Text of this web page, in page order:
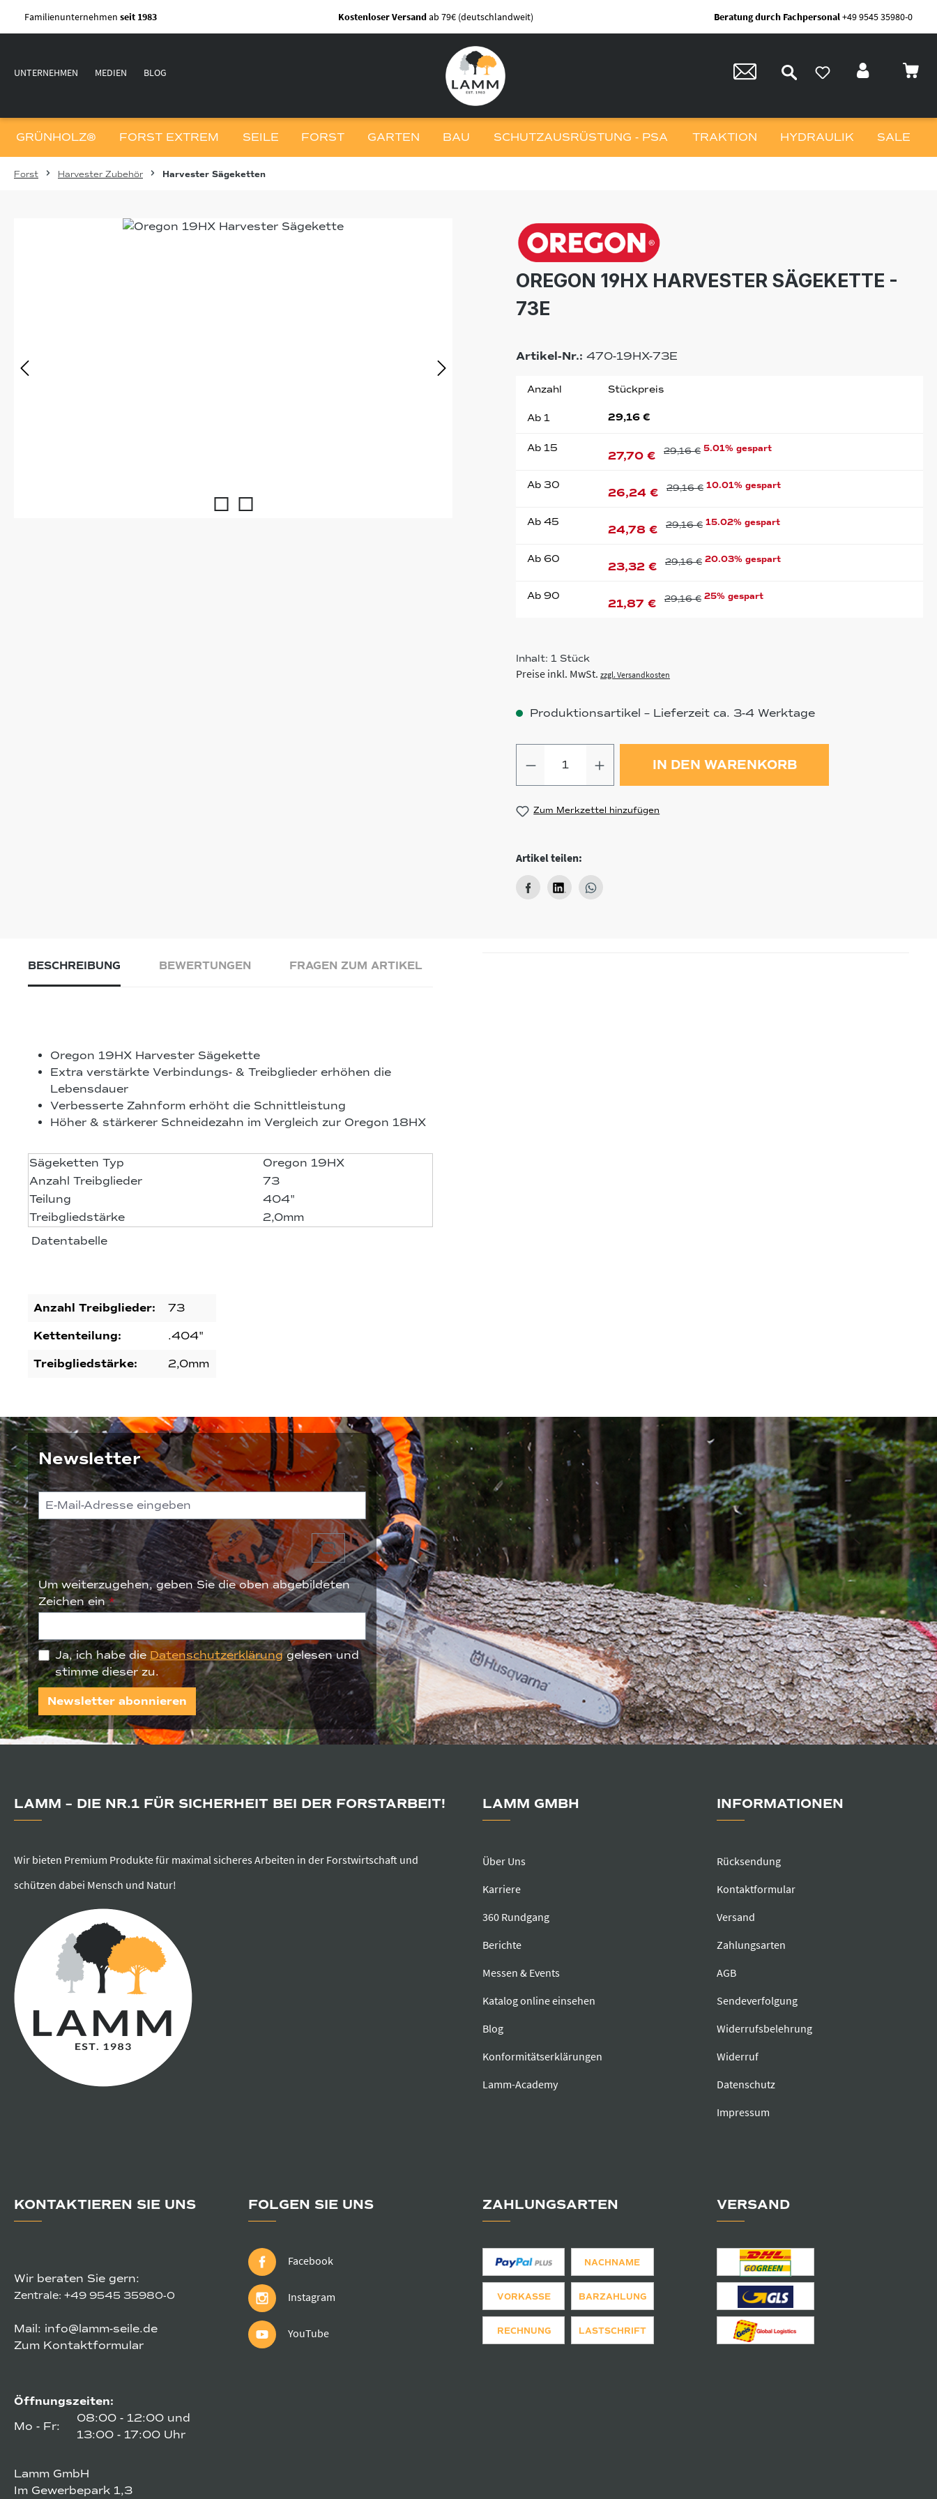
Hauptinhalt springen
Zur Suche springen
Zur Hauptnavigation springen
Familienunternehmen seit 1983 Kostenloser Versandab 79€ (deutschlandweit) Beratung durch Fachpersonal+49 9545 35980-0
UNTERNEHMEN MEDIEN BLOG
GRÜNHOLZ® FORST EXTREM SEILE FORST GARTEN BAU SCHUTZAUSRÜSTUNG - PSA TRAKTION HYDRAULIK SALE
Forst Harvester Zubehör Harvester Sägeketten
Bildergalerie überspringen
OREGON 19HX HARVESTER SÄGEKETTE -
73E
Artikel-Nr.: 470-19HX-73E
Anzahl Stückpreis
Ab 1 29,16 €
Ab 15
27,70 € 29,16 € 5.01% gespart
Ab 30
26,24 € 29,16 € 10.01% gespart
Ab 45
24,78 € 29,16 € 15.02% gespart
Ab 60
23,32 € 29,16 € 20.03% gespart
Ab 90
21,87 € 29,16 € 25% gespart
Inhalt: 1 Stück
Preise inkl. MwSt. zzgl. Versandkosten
Produktionsartikel – Lieferzeit ca. 3-4 Werktage
Produkt Anzahl: Gib den gewünschten Wert
IN DEN WARENKORB
Zum Merkzettel hinzufügen
Artikel teilen:
BESCHREIBUNG BEWERTUNGEN FRAGEN ZUM ARTIKEL
Oregon 19HX Harvester Sägekette
Extra verstärkte Verbindungs- & Treibglieder erhöhen die
Lebensdauer
Verbesserte Zahnform erhöht die Schnittleistung
Höher & stärkerer Schneidezahn im Vergleich zur Oregon 18HX
Datentabelle
Sägeketten Typ
Oregon 19HX
Anzahl Treibglieder
73
Teilung
404"
Treibgliedstärke
2,0mm
Anzahl Treibglieder:
73
Kettenteilung:
.404"
Treibgliedstärke:
2,0mm
Newsletter
Um weiterzugehen, geben Sie die oben abgebildeten
Zeichen ein*
Ja, ich habe dieDatenschutzerklärunggelesen und
stimme dieser zu.
Newsletter abonnieren
LAMM – DIE NR.1 FÜR SICHERHEIT BEI DER FORSTARBEIT!
Wir bieten Premium Produkte für maximal sicheres Arbeiten in der Forstwirtschaft und
schützen dabei Mensch und Natur!
LAMM GMBH
Über Uns
Karriere
360 Rundgang
Berichte
Messen & Events
Katalog online einsehen
Blog
Konformitätserklärungen
Lamm-Academy
INFORMATIONEN
Rücksendung
Kontaktformular
Versand
Zahlungsarten
AGB
Sendeverfolgung
Widerrufsbelehrung
Widerruf
Datenschutz
Impressum
KONTAKTIEREN SIE UNS
Wir beraten Sie gern:
Zentrale: +49 9545 35980-0
Mail: info@lamm-seile.de
Zum Kontaktformular
Öffnungszeiten:
Mo - Fr:
08:00 - 12:00 und
13:00 - 17:00 Uhr
Lamm GmbH
Im Gewerbepark 1,3
FOLGEN SIE UNS
Facebook
Instagram
YouTube
ZAHLUNGSARTEN
NACHNAME
VORKASSE BARZAHLUNG
RECHNUNG LASTSCHRIFT
VERSAND